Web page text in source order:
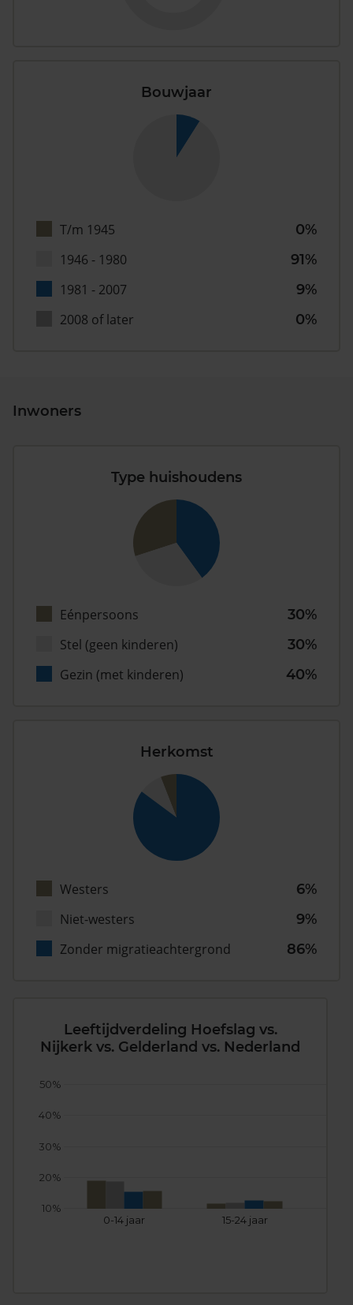
Bouwjaar
T/m 1945
0%
1946 - 1980
91%
1981 - 2007
9%
2008 of later
0%
Inwoners
Type huishoudens
Eénpersoons
30%
Stel (geen kinderen)
30%
Gezin (met kinderen)
40%
Herkomst
Westers
6%
Niet-westers
9%
Zonder migratieachtergrond
86%
Leeftijdverdeling Hoefslag vs.
Nijkerk vs. Gelderland vs. Nederland
0-14 jaar 15-24 jaar
10%
20%
30%
40%
50%